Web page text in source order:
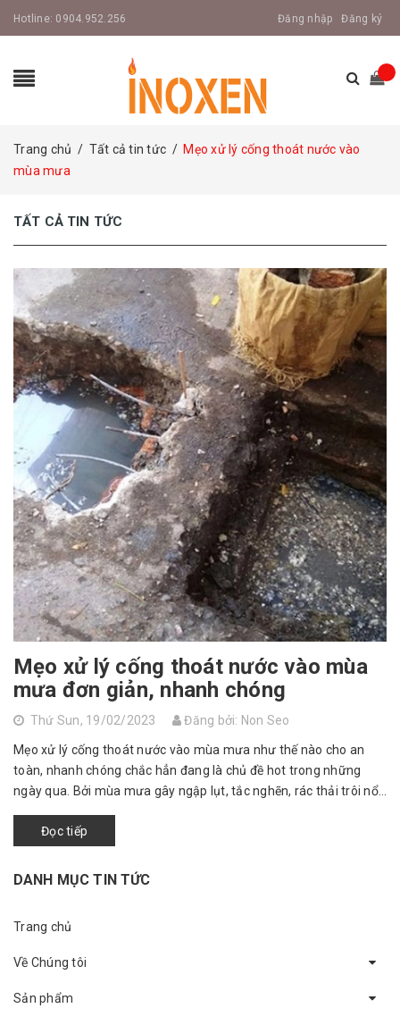
Hotline: 0904.952.256 Đăng nhập Đăng ký
Trang chủ / Tất cả tin tức / Mẹo xử lý cống thoát nước vào
mùa mưa
TẤT CẢ TIN TỨC
Mẹo xử lý cống thoát nước vào mùa
mưa đơn giản, nhanh chóng
Thứ Sun, 19/02/2023 Đăng bởi: Non Seo
Mẹo xử lý cống thoát nước vào mùa mưa như thế nào cho an
toàn, nhanh chóng chắc hẳn đang là chủ đề hot trong những
ngày qua. Bởi mùa mưa gây ngập lụt, tắc nghẽn, rác thải trôi nổi
Đọc tiếp
DANH MỤC TIN TỨC
Trang chủ
Về Chúng tôi
Sản phẩm